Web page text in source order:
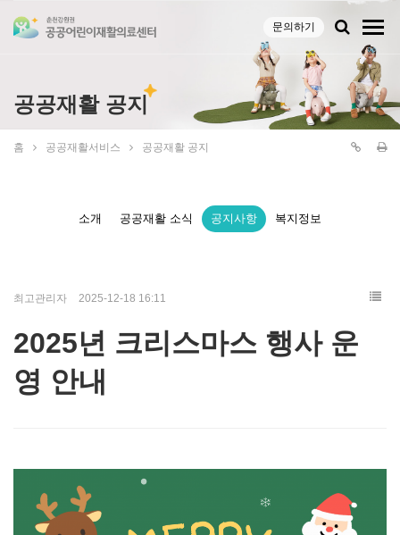
문의하기
공공재활 공지
홈 공공재활서비스 공공재활 공지
소개 공공재활 소식 공지사항 복지정보
최고관리자 2025-12-18 16:11
2025년 크리스마스 행사 운
영 안내